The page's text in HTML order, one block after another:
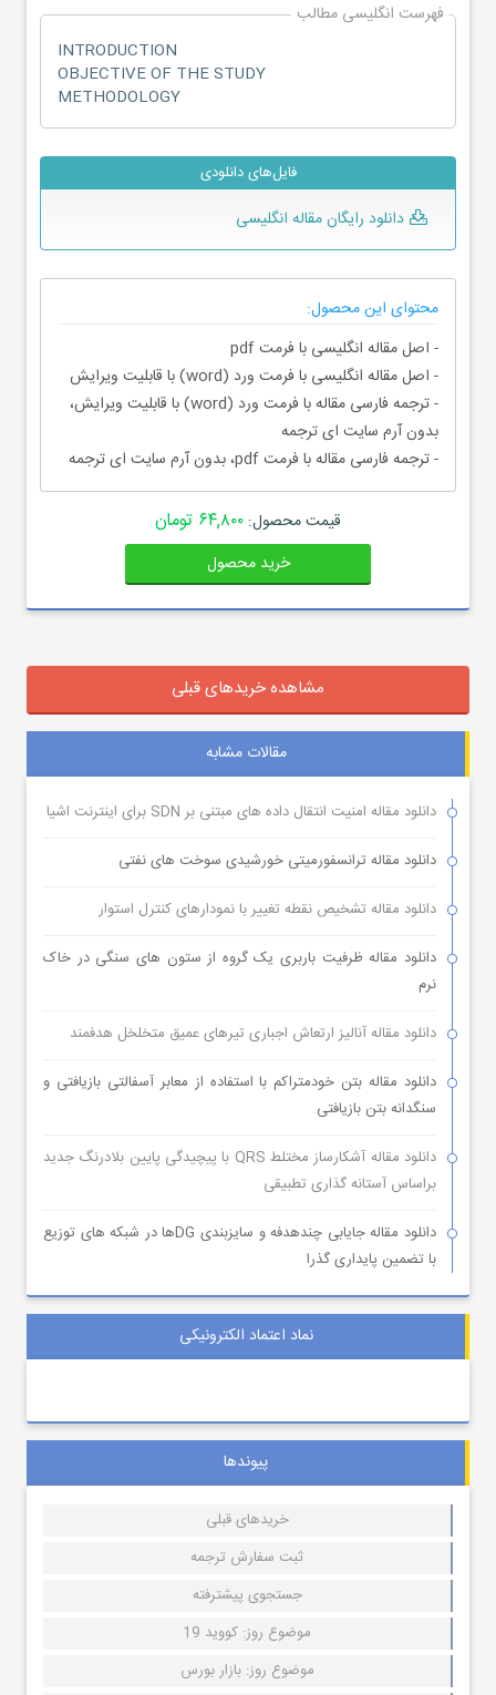
فهرست انگلیسی مطالب
INTRODUCTION
OBJECTIVE OF THE STUDY
METHODOLOGY
فایل‌های دانلودی
دانلود رایگان مقاله انگلیسی
محتوای این محصول:
- اصل مقاله انگلیسی با فرمت pdf
- اصل مقاله انگلیسی با فرمت ورد (word) با قابلیت ویرایش
- ترجمه فارسی مقاله با فرمت ورد (word) با قابلیت ویرایش،
بدون آرم سایت ای ترجمه
- ترجمه فارسی مقاله با فرمت pdf، بدون آرم سایت ای ترجمه
قیمت محصول: ۶۴,۸۰۰ تومان
خرید محصول
مشاهده خریدهای قبلی
مقالات مشابه
دانلود مقاله امنیت انتقال داده های مبتنی بر SDN برای اینترنت اشیا
دانلود مقاله ترانسفورمیتی خورشیدی سوخت های نفتی
دانلود مقاله تشخیص نقطه تغییر با نمودارهای کنترل استوار
دانلود مقاله ظرفیت باربری یک گروه از ستون های سنگی در خاک
نرم
دانلود مقاله آنالیز ارتعاش اجباری تیرهای عمیق متخلخل هدفمند
دانلود مقاله بتن خودمتراکم با استفاده از معابر آسفالتی بازیافتی و
سنگدانه بتن بازیافتی
دانلود مقاله آشکارساز مختلط QRS با پیچیدگی پایین بلادرنگ جدید
براساس آستانه گذاری تطبیقی
دانلود مقاله جایابی چندهدفه و سایزبندی DGها در شبکه های توزیع
با تضمین پایداری گذرا
نماد اعتماد الکترونیکی
پیوندها
خریدهای قبلی
ثبت سفارش ترجمه
جستجوی پیشترفته
موضوع روز: کووید 19
موضوع روز: بازار بورس